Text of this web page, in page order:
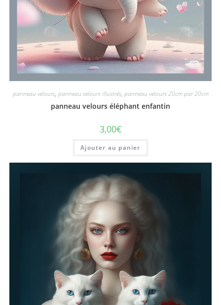
panneau velours, panneau velours illustrés, panneau velours 20cm par 20cm
panneau velours éléphant enfantin
3,00€
Ajouter au panier